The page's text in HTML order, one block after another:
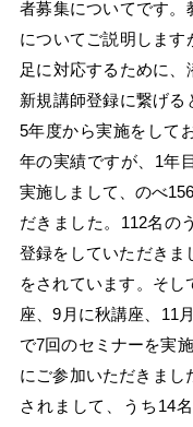
者募集についてです。
についてご説明します
足に対応するために、
新規講師登録に繋げる
5年度から実施をして
年の実績ですが、1年
実施しまして、のべ
だきました。112名の
登録をしていただきま
をされています。そ
座、9月に秋講座、11
で7回のセミナーを実
にご参加いただきまし
されまして、うち14